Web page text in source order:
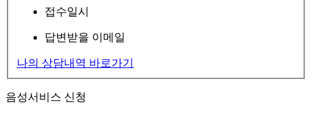
접수일시
답변받을 이메일
나의 상담내역 바로가기
음성서비스 신청